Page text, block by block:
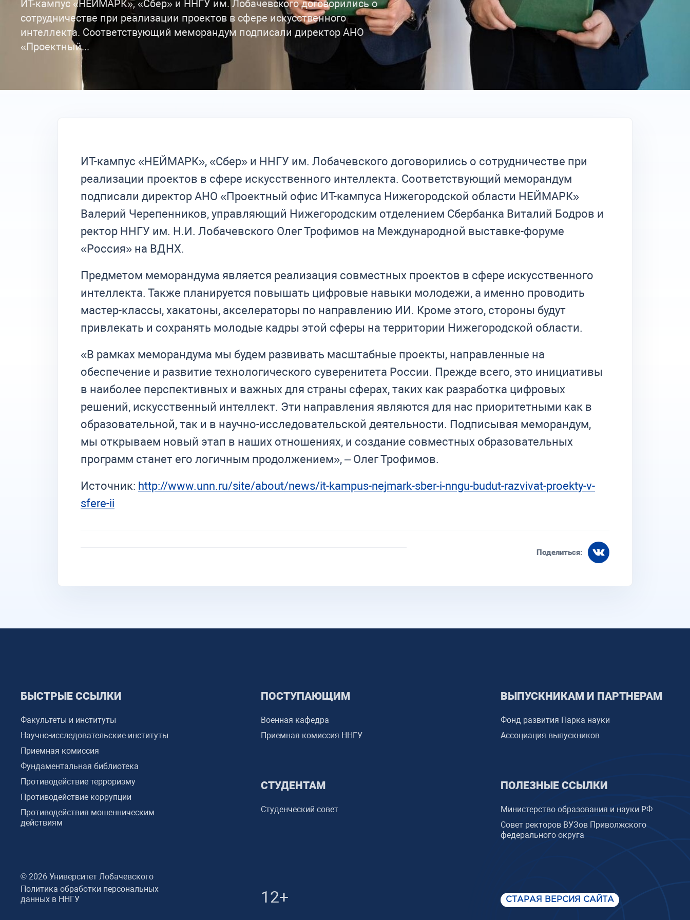
ИТ-кампус «НЕЙМАРК», «Сбер» и ННГУ им. Лобачевского договорились о
сотрудничестве при реализации проектов в сфере искусственного
интеллекта. Соответствующий меморандум подписали директор АНО
«Проектный...
ИТ-кампус «НЕЙМАРК», «Сбер» и ННГУ им. Лобачевского договорились о сотрудничестве при
реализации проектов в сфере искусственного интеллекта. Соответствующий меморандум
подписали директор АНО «Проектный офис ИТ-кампуса Нижегородской области НЕЙМАРК»
Валерий Черепенников, управляющий Нижегородским отделением Сбербанка Виталий Бодров и
ректор ННГУ им. Н.И. Лобачевского Олег Трофимов на Международной выставке-форуме
«Россия» на ВДНХ.
Предметом меморандума является реализация совместных проектов в сфере искусственного
интеллекта. Также планируется повышать цифровые навыки молодежи, а именно проводить
мастер-классы, хакатоны, акселераторы по направлению ИИ. Кроме этого, стороны будут
привлекать и сохранять молодые кадры этой сферы на территории Нижегородской области.
«В рамках меморандума мы будем развивать масштабные проекты, направленные на
обеспечение и развитие технологического суверенитета России. Прежде всего, это инициативы
в наиболее перспективных и важных для страны сферах, таких как разработка цифровых
решений, искусственный интеллект. Эти направления являются для нас приоритетными как в
образовательной, так и в научно-исследовательской деятельности. Подписывая меморандум,
мы открываем новый этап в наших отношениях, и создание совместных образовательных
программ станет его логичным продолжением», – Олег Трофимов.
Источник: http://www.unn.ru/site/about/news/it-kampus-nejmark-sber-i-nngu-budut-razvivat-proekty-v-
sfere-ii
Поделиться:
БЫСТРЫЕ ССЫЛКИ
Факультеты и институты
Научно-исследовательские институты
Приемная комиссия
Фундаментальная библиотека
Противодействие терроризму
Противодействие коррупции
Противодействия мошенническим
действиям
ПОСТУПАЮЩИМ
Военная кафедра
Приемная комиссия ННГУ
СТУДЕНТАМ
Студенческий совет
ВЫПУСКНИКАМ И ПАРТНЕРАМ
Фонд развития Парка науки
Ассоциация выпускников
ПОЛЕЗНЫЕ ССЫЛКИ
Министерство образования и науки РФ
Совет ректоров ВУЗов Приволжского
федерального округа
© 2026 Университет Лобачевского
Политика обработки персональных
данных в ННГУ
12+ СТАРАЯ ВЕРСИЯ САЙТА